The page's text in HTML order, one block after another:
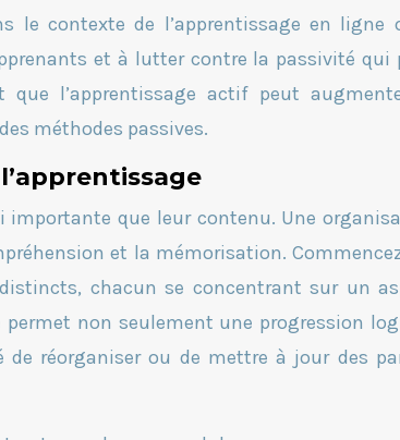
le contexte de l’apprentissage en ligne
et à lutter contre la passivité qui
que l’apprentissage actif peut
méthodes passives.
que leur contenu. Une
et la mémorisation.
chacun se concentrant sur un
non seulement une progression
réorganiser ou de mettre à jour des